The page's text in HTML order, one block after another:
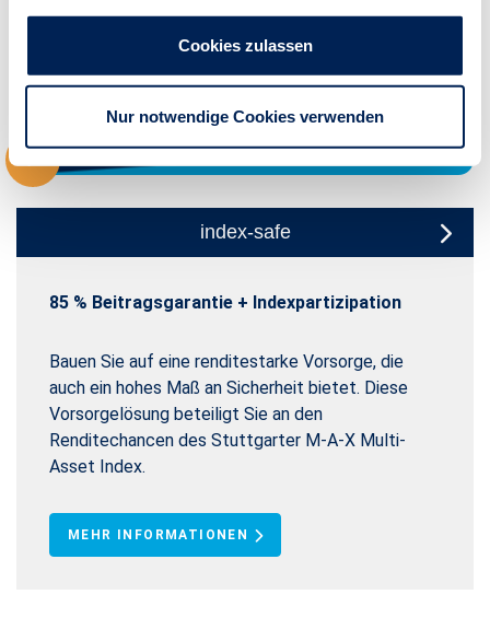
Cookies zulassen
Nur notwendige Cookies verwenden
Sicherheit
index-safe
85 % Beitragsgarantie + Indexpartizipation
Bauen Sie auf eine renditestarke Vorsorge, die
auch ein hohes Maß an Sicherheit bietet. Diese
Vorsorgelösung beteiligt Sie an den
Renditechancen des Stuttgarter M-A-X Multi-
Asset Index.
MEHR INFORMATIONEN
Kapitalanlage + wählbare Beitragsgarantie von
MEHR INFORMATIONEN
Fondsgebundene Kapitalanlage